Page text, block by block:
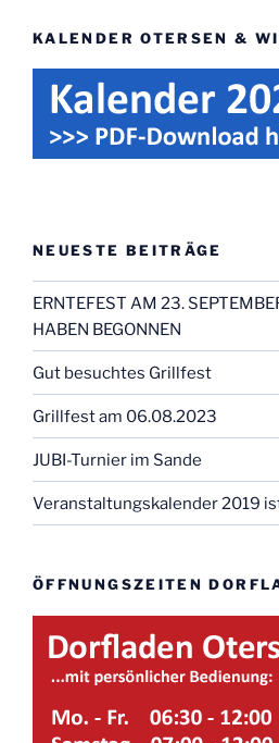
KALENDER OTERSEN &
NEUESTE BEITRÄGE
ERNTEFEST AM 23.
HABEN BEGONNEN
Gut besuchtes Grillfest
Grillfest am 06.08.2023
JUBI-Turnier im Sande
Veranstaltungskalender 2019
ÖFFNUNGSZEITEN